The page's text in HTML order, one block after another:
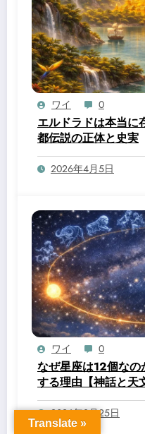
ワイ 0
エルドラドは本当に
都伝説の正体と史実
2026年4月5日
ワイ 0
なぜ星座は12個な
する理由【神話と天
2026年3月25日
Translate »